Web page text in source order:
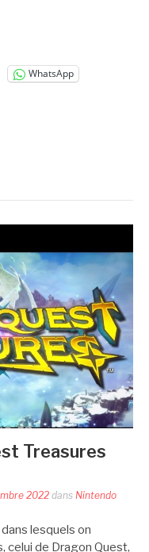
WhatsApp
Treasures
2022 dans Nintendo
lesquels on
celui de Dragon Quest,